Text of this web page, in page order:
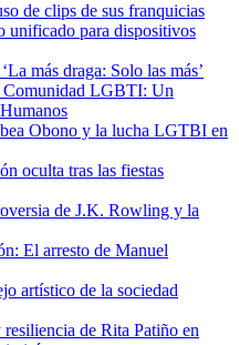
de clips de sus franquicias
unificado para dispositivos
más draga: Solo las más’
Comunidad LGBTI: Un
Obono y la lucha LGTBI en
oculta tras las fiestas
de J.K. Rowling y la
El arresto de Manuel
artístico de la sociedad
de Rita Patiño en